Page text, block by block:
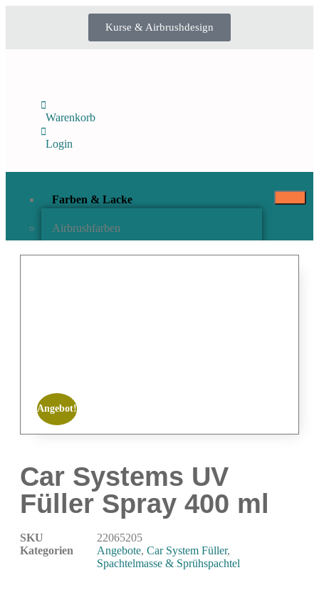
Kurse & Airbrushdesign
Warenkorb
Login
Farben & Lacke
Airbrushfarben
Düsen & Nadeln
Ersatzteile & Tuning
Kompressoren & Lufttechnik
Kompressoren
Schläuche & Kupplungen
Anschlüsse & Verschraubungen
Luftfilter & Druckregler
Werkzeuge & Malzubehör
Angebot!
Car Systems UV
Füller Spray 400 ml
SKU
22065205
Kategorien
Angebote, Car System Füller,
Spachtelmasse & Sprühspachtel